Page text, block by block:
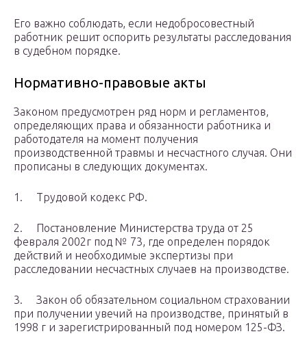
Его важно соблюдать, если недобросовестный
работник решит оспорить результаты расследования
в судебном порядке.
Нормативно-правовые акты
Законом предусмотрен ряд норм и регламентов,
определяющих права и обязанности работника и
работодателя на момент получения
производственной травмы и несчастного случая. Они
прописаны в следующих документах.
1. Трудовой кодекс РФ.
2. Постановление Министерства труда от 25
февраля 2002г под № 73, где определен порядок
действий и необходимые экспертизы при
расследовании несчастных случаев на производстве.
3. Закон об обязательном социальном страховании
при получении увечий на производстве, принятый в
1998 г и зарегистрированный под номером 125-ФЗ.